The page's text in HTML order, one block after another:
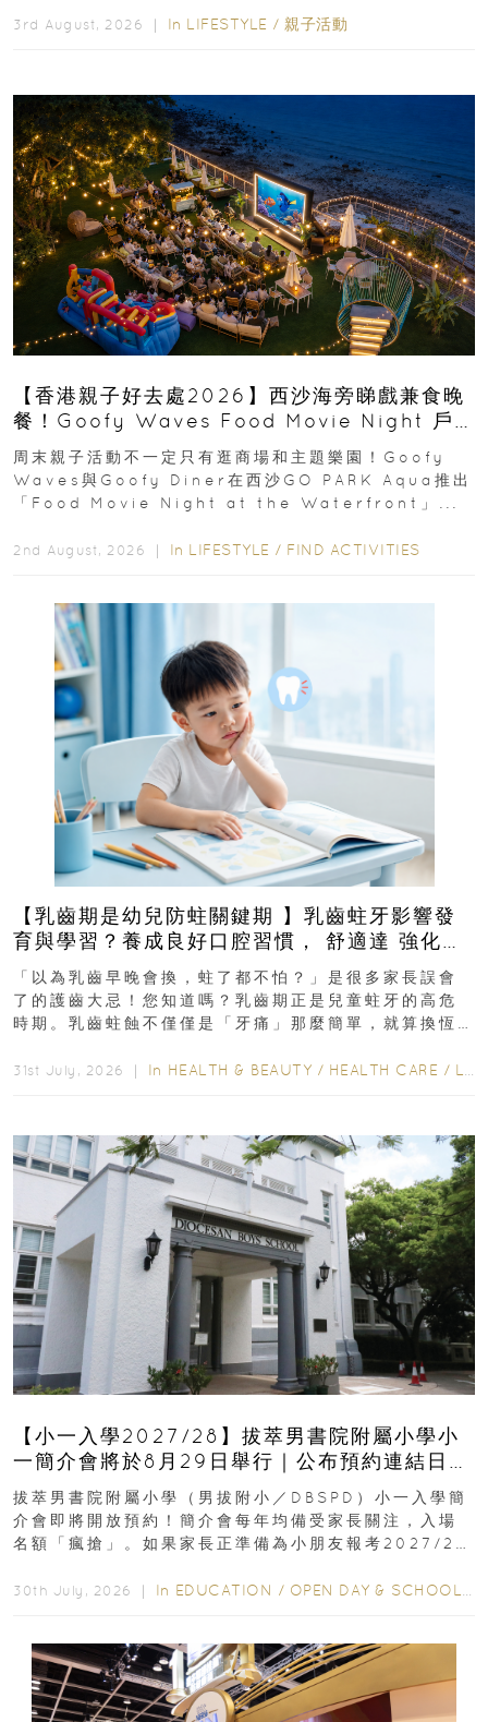
3rd August, 2026 ｜ In LIFESTYLE / 親子活動
【香港親子好去處2026】西沙海旁睇戲兼食晚
餐！Goofy Waves Food Movie Night 戶
外影院逢週末登場
周末親子活動不一定只有逛商場和主題樂園！Goofy
Waves與Goofy Diner在西沙GO PARK Aqua推出
「Food Movie Night at the Waterfront」...
2nd August, 2026 ｜ In LIFESTYLE / FIND ACTIVITIES
【乳齒期是幼兒防蛀關鍵期 】乳齒蛀牙影響發
育與學習？養成良好口腔習慣， 舒適達 強化琺
瑯質 兒童牙膏防護指南
「以為乳齒早晚會換，蛀了都不怕？」是很多家長誤會
了的護齒大忌！您知道嗎？乳齒期正是兒童蛀牙的高危
時期。乳齒蛀蝕不僅僅是「牙痛」那麼簡單，就算換恆
31st July, 2026 ｜ In HEALTH & BEAUTY / HEALTH CARE / LIFESTYLE
【小一入學2027/28】拔萃男書院附屬小學小
一簡介會將於8月29日舉行｜公布預約連結日期
｜更設有網上重溫
拔萃男書院附屬小學（男拔附小／DBSPD）小一入學簡
介會即將開放預約！簡介會每年均備受家長關注，入場
名額「瘋搶」。如果家長正準備為小朋友報考2027/28
30th July, 2026 ｜ In EDUCATION / OPEN DAY & SCHOOL EVENTS